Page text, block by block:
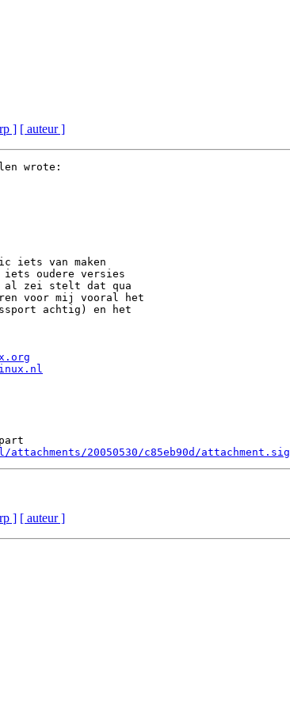
] [ auteur ]
wrote:
van maken
oudere versies
al zei stelt dat qua
voor mij vooral het
achtig) en het
20050530/c85eb90d/attachment.sig
] [ auteur ]